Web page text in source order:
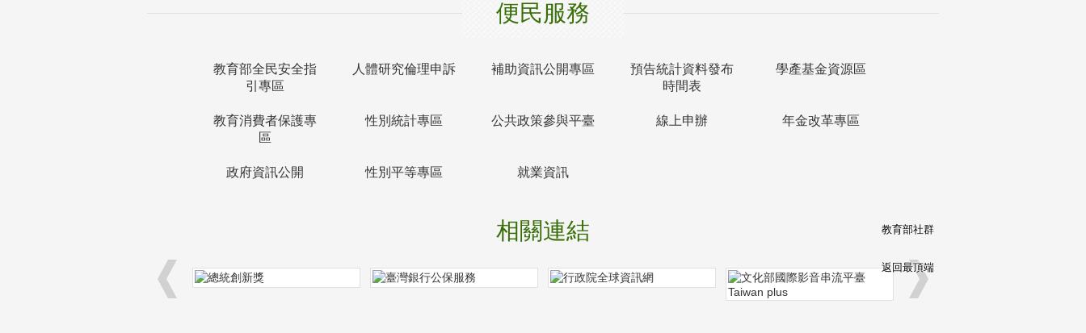
便民服務
教育部全民安全指
引專區
人體研究倫理申訴 補助資訊公開專區
預告統計資料發布
時間表
學產基金資源區
教育消費者保護專
區
性別統計專區 公共政策參與平臺 線上申辦 年金改革專區
政府資訊公開 性別平等專區 就業資訊
相關連結 教育部社群
返回最頂端